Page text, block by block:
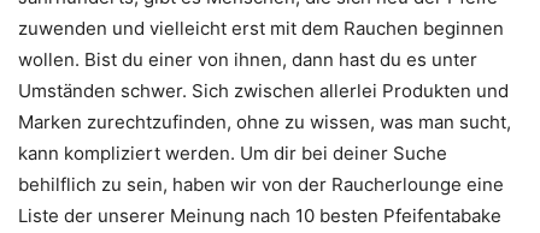
zuwenden und vielleicht erst mit dem Rauchen beginnen
wollen. Bist du einer von ihnen, dann hast du es unter
Umständen schwer. Sich zwischen allerlei Produkten und
Marken zurechtzufinden, ohne zu wissen, was man sucht,
kann kompliziert werden. Um dir bei deiner Suche
behilflich zu sein, haben wir von der Raucherlounge eine
Liste der unserer Meinung nach 10 besten Pfeifentabake